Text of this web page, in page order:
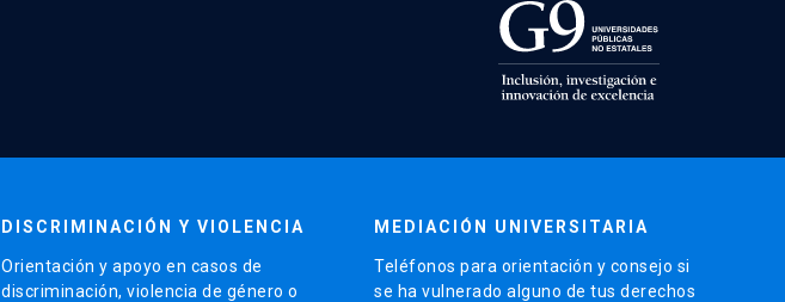
DISCRIMINACIÓN Y VIOLENCIA
Orientación y apoyo en casos de
discriminación, violencia de género o
MEDIACIÓN UNIVERSITARIA
Teléfonos para orientación y consejo si
se ha vulnerado alguno de tus derechos